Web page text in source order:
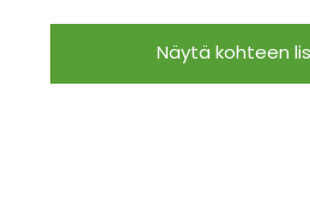
Näytä kohteen